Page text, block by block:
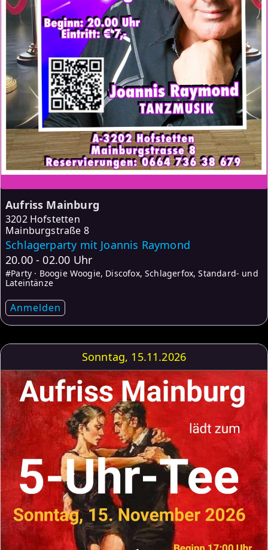
Aufriss Mainburg
3202 Hofstetten
Mainburgstraße 8
Schlagerparty mit Joannis Raymond
20.00 - 02.00 Uhr
#Party · Boogie Woogie, Discofox, Schlagerfox, Standard- und
Lateintänze
Anmelden
Sonntag, 15.11.2026